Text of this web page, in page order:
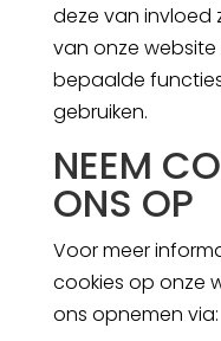
deze van invloed
van onze
bepaalde
gebruiken.
NEEM
ONS OP
Voor meer
cookies op onze
ons opnemen via: